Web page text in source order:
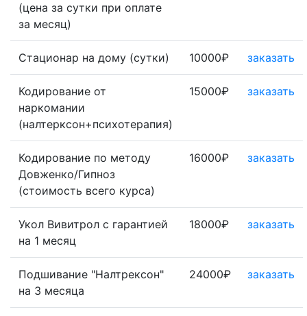
(цена за сутки при оплате
за месяц)
Стационар на дому (сутки) 10000₽ заказать
Кодирование от
наркомании
(налтерксон+психотерапия)
15000₽ заказать
Кодирование по методу
Довженко/Гипноз
(стоимость всего курса)
16000₽ заказать
Укол Вивитрол с гарантией
на 1 месяц
18000₽ заказать
Подшивание "Налтрексон"
на 3 месяца
24000₽ заказать